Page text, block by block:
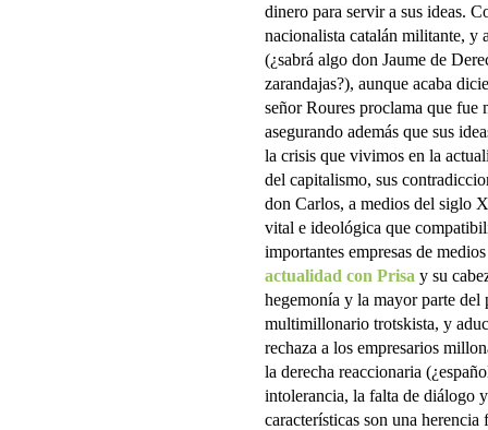
dinero para servir a sus ideas.
nacionalista catalán militante, y
(¿sabrá algo don Jaume de
zarandajas?), aunque acaba
señor Roures proclama que
asegurando además que sus
la crisis que vivimos en la
del capitalismo, sus
don Carlos, a medios del siglo
vital e ideológica que
importantes empresas de
actualidad con Prisa y su
hegemonía y la mayor parte
multimillonario trotskista, y
rechaza a los empresarios
la derecha reaccionaria
intolerancia, la falta de diálogo
características son una